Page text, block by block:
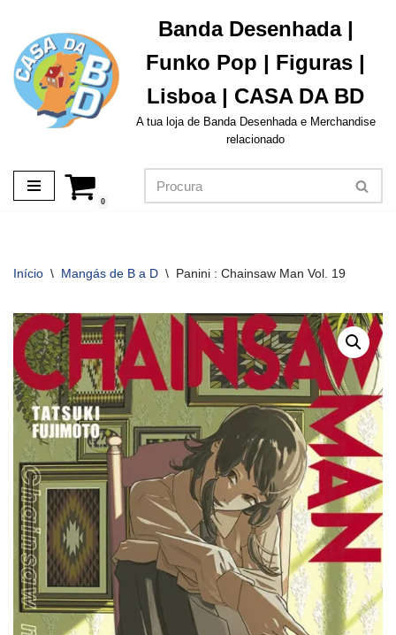
Avançar
para
o
conteúdo
Banda Desenhada |
Funko Pop | Figuras |
Lisboa | CASA DA BD
A tua loja de Banda Desenhada e Merchandise
relacionado
0
Início \ Mangás de B a D \ Panini : Chainsaw Man Vol. 19